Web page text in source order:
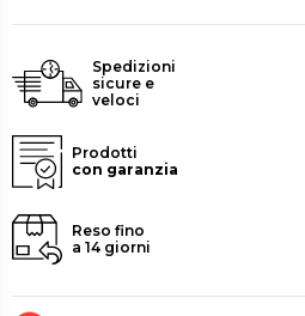
Spedizioni
sicure e
veloci
Prodotti
con garanzia
Reso fino
a 14 giorni